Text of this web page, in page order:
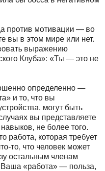
против мотивации — во
вы в этом мире или нет.
выражению
Клуба»: «Ты — это не
определенно —
и то, что вы
могут быть
вы представляете
не более того.
работа, которая требует
то, что человек может
остальным членам
«работа» — польза,